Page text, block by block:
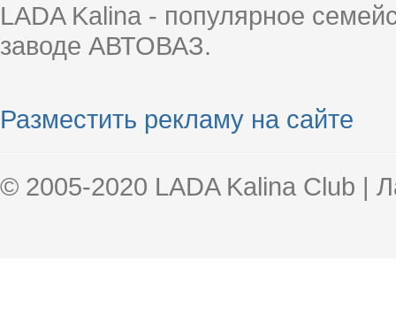
LADA Kalina - популярное
заводе АВТОВАЗ.
Разместить рекламу на сайте
© 2005-2020 LADA Kalina Club |